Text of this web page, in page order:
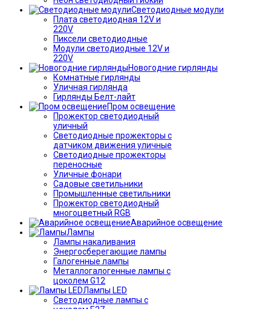
Светодиодные модули
Плата светодиодная 12V и
220V
Пиксели светодиодные
Модули светодиодные 12V и
220V
Новогодние гирлянды
Комнатные гирлянды
Уличная гирлянда
Гирлянды Белт-лайт
Пром освещение
Прожектор светодиодный
уличный
Светодиодные прожекторы с
датчиком движения уличные
Светодиодные прожекторы
переносные
Уличные фонари
Садовые светильники
Промышленные светильники
Прожектор светодиодный
многоцветный RGB
Аварийное освещение
Лампы
Лампы накаливания
Энергосберегающие лампы
Галогенные лампы
Металлогалогенные лампы с
цоколем G12
Лампы LED
Светодиодные лампы с